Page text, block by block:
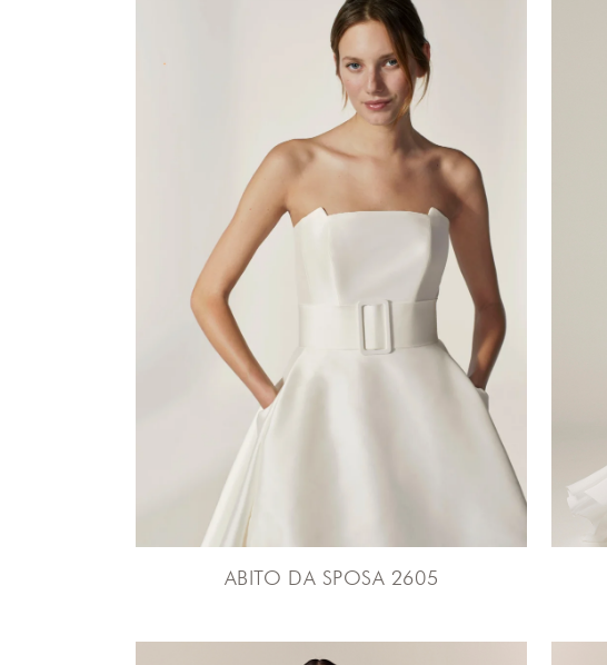
ABITO DA SPOSA 2605